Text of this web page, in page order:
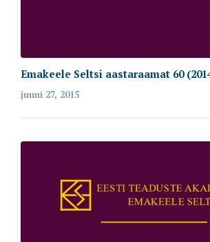
Emakeele Seltsi aastaraamat 60
juuni 27, 2015